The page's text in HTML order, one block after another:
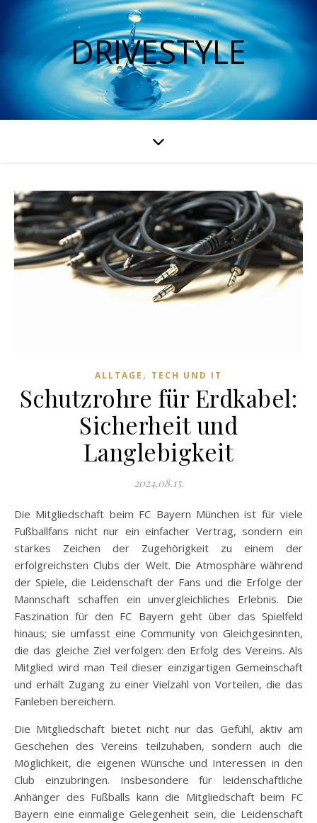
DRIVESTYLE
ALLTAGE , TECH UND IT
Schutzrohre für Erdkabel:
Sicherheit und
Langlebigkeit
2024.08.15.
Die Mitgliedschaft beim FC Bayern München ist für viele
Fußballfans nicht nur ein einfacher Vertrag, sondern ein
starkes Zeichen der Zugehörigkeit zu einem der
erfolgreichsten Clubs der Welt. Die Atmosphäre während
der Spiele, die Leidenschaft der Fans und die Erfolge der
Mannschaft schaffen ein unvergleichliches Erlebnis. Die
Faszination für den FC Bayern geht über das Spielfeld
hinaus; sie umfasst eine Community von Gleichgesinnten,
die das gleiche Ziel verfolgen: den Erfolg des Vereins. Als
Mitglied wird man Teil dieser einzigartigen Gemeinschaft
und erhält Zugang zu einer Vielzahl von Vorteilen, die das
Fanleben bereichern.
Die Mitgliedschaft bietet nicht nur das Gefühl, aktiv am
Geschehen des Vereins teilzuhaben, sondern auch die
Möglichkeit, die eigenen Wünsche und Interessen in den
Club einzubringen. Insbesondere für leidenschaftliche
Anhänger des Fußballs kann die Mitgliedschaft beim FC
Bayern eine einmalige Gelegenheit sein, die Leidenschaft